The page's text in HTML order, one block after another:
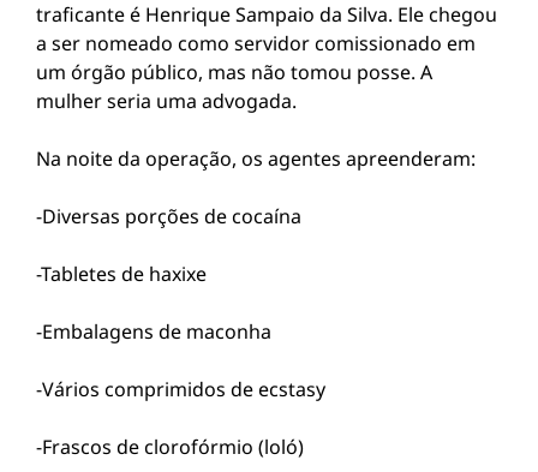
traficante é Henrique Sampaio da Silva. Ele chegou
a ser nomeado como servidor comissionado em
um órgão público, mas não tomou posse. A
mulher seria uma advogada.
Na noite da operação, os agentes apreenderam:
-Diversas porções de cocaína
-Tabletes de haxixe
-Embalagens de maconha
-Vários comprimidos de ecstasy
-Frascos de clorofórmio (loló)